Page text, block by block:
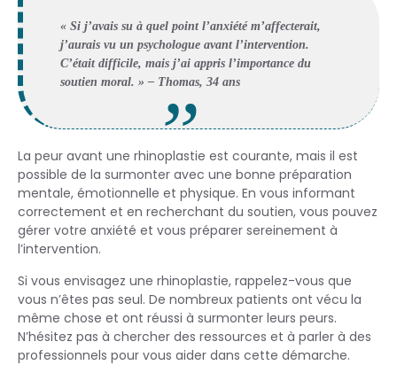
« Si j’avais su à quel point l’anxiété m’affecterait,
j’aurais vu un psychologue avant l’intervention.
C’était difficile, mais j’ai appris l’importance du
soutien moral. » – Thomas, 34 ans
La peur avant une rhinoplastie est courante, mais il est
possible de la surmonter avec une bonne préparation
mentale, émotionnelle et physique. En vous informant
correctement et en recherchant du soutien, vous pouvez
gérer votre anxiété et vous préparer sereinement à
l’intervention.
Si vous envisagez une rhinoplastie, rappelez-vous que
vous n’êtes pas seul. De nombreux patients ont vécu la
même chose et ont réussi à surmonter leurs peurs.
N’hésitez pas à chercher des ressources et à parler à des
professionnels pour vous aider dans cette démarche.